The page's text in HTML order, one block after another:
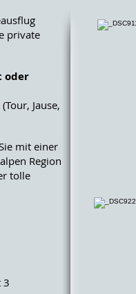
private
oder
Jause,
mit einer
Region
tolle
3